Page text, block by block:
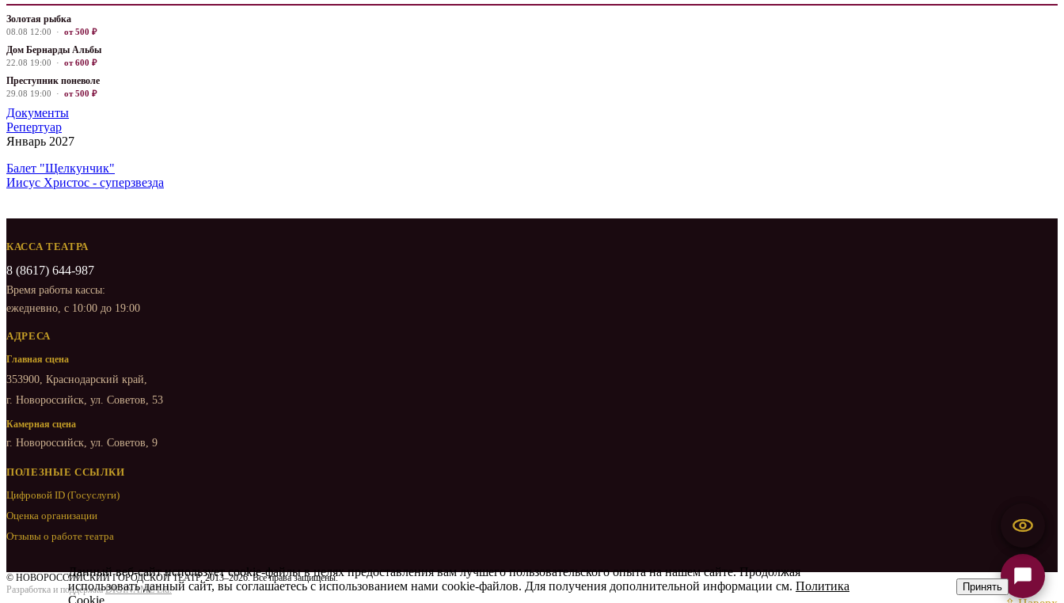
Золотая рыбка
08.08 12:00 · от 500 ₽
Дом Бернарды Альбы
22.08 19:00 · от 600 ₽
Преступник поневоле
29.08 19:00 · от 500 ₽
Документы
Репертуар
Январь 2027
Балет "Щелкунчик"
Иисус Христос - суперзвезда
КАССА ТЕАТРА
8 (8617) 644-987
Время работы кассы:
ежедневно, с 10:00 до 19:00
АДРЕСА
Главная сцена
353900, Краснодарский край,
г. Новороссийск, ул. Советов, 53
Камерная сцена
г. Новороссийск, ул. Советов, 9
ПОЛЕЗНЫЕ ССЫЛКИ
Цифровой ID (Госуслуги)
Оценка организации
Отзывы о работе театра
© НОВОРОССИЙСКИЙ ГОРОДСКОЙ ТЕАТР, 2013–2026. Все права защищены.
Разработка и поддержкаDIGINAME Ltd.
Данный веб-сайт использует cookie-файлы в целях предоставления вам лучшего пользовательского опыта на нашем сайте. Продолжая
использовать данный сайт, вы соглашаетесь с использованием нами cookie-файлов. Для получения дополнительной информации см. Политика
Cookie
Принять